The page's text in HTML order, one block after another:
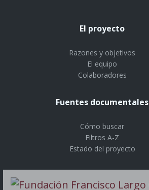
El proyecto
Razones y objetivos
El equipo
Colaboradores
Fuentes documentales
Cómo buscar
Filtros A-Z
Estado del proyecto